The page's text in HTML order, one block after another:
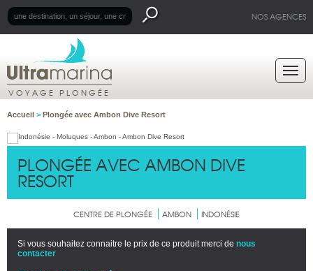
NOS AGENCES
VOYAGE PLONGÉE
Accueil > Plongée avec Ambon Dive Resort
PLONGÉE AVEC AMBON DIVE
RESORT
CENTRE DE PLONGÉE AMBON INDONÉSIE
Si vous souhaitez connaitre le prix de ce produit merci de nous
contacter